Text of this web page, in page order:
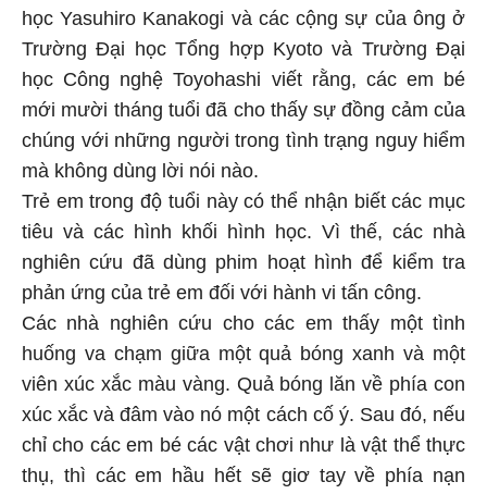
học Yasuhiro Kanakogi và các cộng sự của ông ở
Trường Đại học Tổng hợp Kyoto và Trường Đại
học Công nghệ Toyohashi viết rằng, các em bé
mới mười tháng tuổi đã cho thấy sự đồng cảm của
chúng với những người trong tình trạng nguy hiểm
mà không dùng lời nói nào.
Trẻ em trong độ tuổi này có thể nhận biết các mục
tiêu và các hình khối hình học. Vì thế, các nhà
nghiên cứu đã dùng phim hoạt hình để kiểm tra
phản ứng của trẻ em đối với hành vi tấn công.
Các nhà nghiên cứu cho các em thấy một tình
huống va chạm giữa một quả bóng xanh và một
viên xúc xắc màu vàng. Quả bóng lăn về phía con
xúc xắc và đâm vào nó một cách cố ý. Sau đó, nếu
chỉ cho các em bé các vật chơi như là vật thể thực
thụ, thì các em hầu hết sẽ giơ tay về phía nạn